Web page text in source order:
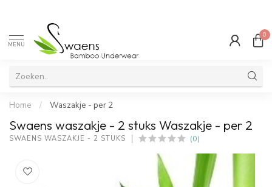
MENU
0
Home / Waszakje - per 2
Swaens waszakje - 2 stuks Waszakje - per 2
SWAENS WASZAKJE - 2 STUKS (0)